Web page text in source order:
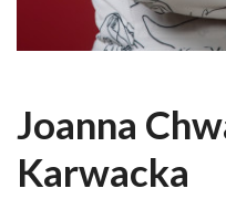
Joanna
Karwacka